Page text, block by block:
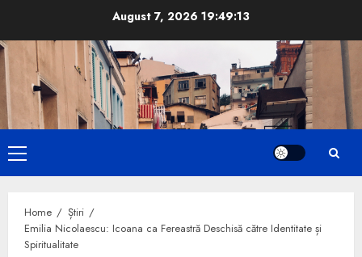
content
August 7, 2026 19:49:14
Primary
Menu
Home
Știri
Emilia Nicolaescu: Icoana ca Fereastră Deschisă către Identitate și
Spiritualitate